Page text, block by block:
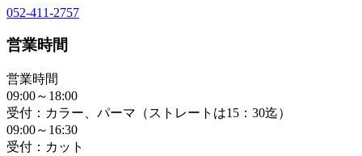
052-411-2757
営業時間
営業時間
09:00～18:00
受付：カラー、パーマ（ストレートは15：30迄）
09:00～16:30
受付：カット